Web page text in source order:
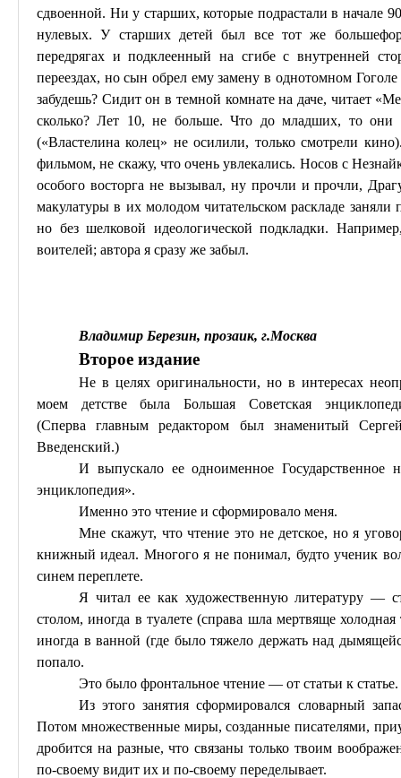
сдвоенной. Ни у старших, которые подрасталив начале
нулевых. У старших детей был все тот же
передрягах и подклеенный на сгибе с внутренней
переездах, но сын обрел ему замену в однотомном Гоголе
забудешь? Сидит он в темной комнате на даче, читает
сколько? Лет 10, не больше. Что до младших, то
(«Властелина колец» не осилили, только смотрели
фильмом, не скажу, что очень увлекались. Носов с
особого восторга не вызывал, ну прочли и прочли,
макулатуры в их молодом читательском раскладе
но без шелковой идеологической подкладки.
воителей; автора я сразу же забыл.
Владимир Березин, прозаик, г.Москва
Второе издание
Не в целях оригинальности, но в интересах
моем детстве была Большая Советская
(Сперва главным редактором был знаменитый
Введенский.)
И выпускало ее одноименное Государственное
энциклопедия».
Именно это чтение и сформировало меня.
Мне скажут, что чтение это не детское, но я
книжный идеал. Многого я не понимал, будто ученик
синем переплете.
Я читал ее как художественную литературу —
столом, иногда в туалете (справа шла мертвяще
иногда в ванной (где было тяжело держать над
попало.
Это было фронтальное чтение — от статьи к статье.
Из этого занятия сформировался словарный
Потом множественные миры, созданные писателями,
дробится на разные, что связаны только твоим
по-своему видит их и по-своему переделывает.